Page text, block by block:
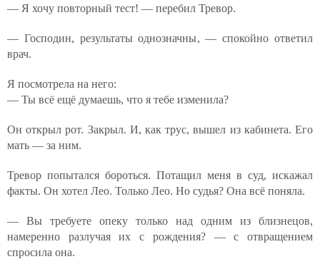
— Я хочу повторный тест! — перебил Тревор.
— Господин, результаты однозначны, — спокойно ответил
врач.
Я посмотрела на него:
— Ты всё ещё думаешь, что я тебе изменила?
Он открыл рот. Закрыл. И, как трус, вышел из кабинета. Его
мать — за ним.
Тревор попытался бороться. Потащил меня в суд, искажал
факты. Он хотел Лео. Только Лео. Но судья? Она всё поняла.
— Вы требуете опеку только над одним из близнецов,
намеренно разлучая их с рождения? — с отвращением
спросила она.